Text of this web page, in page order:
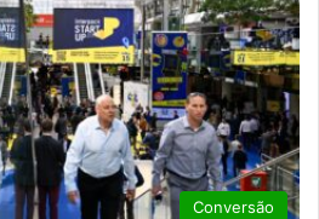
Conversão